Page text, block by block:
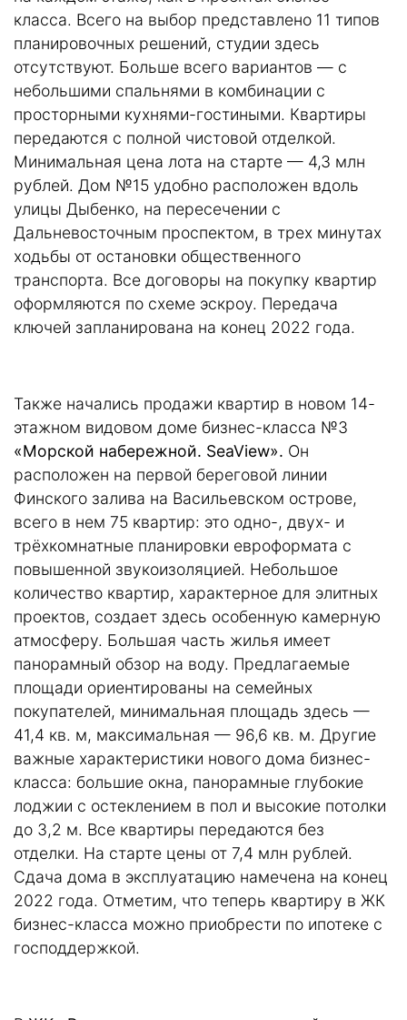
класса. Всего на выбор представлено 11 типов
планировочных решений, студии здесь
отсутствуют. Больше всего вариантов — с
небольшими спальнями в комбинации с
просторными кухнями-гостиными. Квартиры
передаются с полной чистовой отделкой.
Минимальная цена лота на старте — 4,3 млн
рублей. Дом №15 удобно расположен вдоль
улицы Дыбенко, на пересечении с
Дальневосточным проспектом, в трех минутах
ходьбы от остановки общественного
транспорта. Все договоры на покупку квартир
оформляются по схеме эскроу. Передача
ключей запланирована на конец 2022 года.
Также начались продажи квартир в новом 14-
этажном видовом доме бизнес-класса №3
«Морской набережной. SeaView». Он
расположен на первой береговой линии
Финского залива на Васильевском острове,
всего в нем 75 квартир: это одно-, двух- и
трёхкомнатные планировки евроформата с
повышенной звукоизоляцией. Небольшое
количество квартир, характерное для элитных
проектов, создает здесь особенную камерную
атмосферу. Большая часть жилья имеет
панорамный обзор на воду. Предлагаемые
площади ориентированы на семейных
покупателей, минимальная площадь здесь —
41,4 кв. м, максимальная — 96,6 кв. м. Другие
важные характеристики нового дома бизнес-
класса: большие окна, панорамные глубокие
лоджии с остеклением в пол и высокие потолки
до 3,2 м. Все квартиры передаются без
отделки. На старте цены от 7,4 млн рублей.
Сдача дома в эксплуатацию намечена на конец
2022 года. Отметим, что теперь квартиру в ЖК
бизнес-класса можно приобрести по ипотеке с
господдержкой.